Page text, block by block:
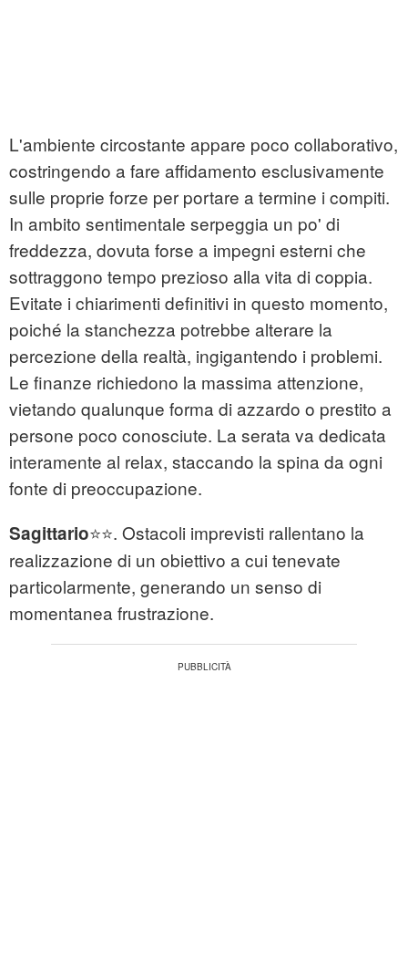
L'ambiente circostante appare poco collaborativo,
costringendo a fare affidamento esclusivamente
sulle proprie forze per portare a termine i compiti.
In ambito sentimentale serpeggia un po' di
freddezza, dovuta forse a impegni esterni che
sottraggono tempo prezioso alla vita di coppia.
Evitate i chiarimenti definitivi in questo momento,
poiché la stanchezza potrebbe alterare la
percezione della realtà, ingigantendo i problemi.
Le finanze richiedono la massima attenzione,
vietando qualunque forma di azzardo o prestito a
persone poco conosciute. La serata va dedicata
interamente al relax, staccando la spina da ogni
fonte di preoccupazione.
Sagittario⭐⭐. Ostacoli imprevisti rallentano la
realizzazione di un obiettivo a cui tenevate
particolarmente, generando un senso di
momentanea frustrazione.